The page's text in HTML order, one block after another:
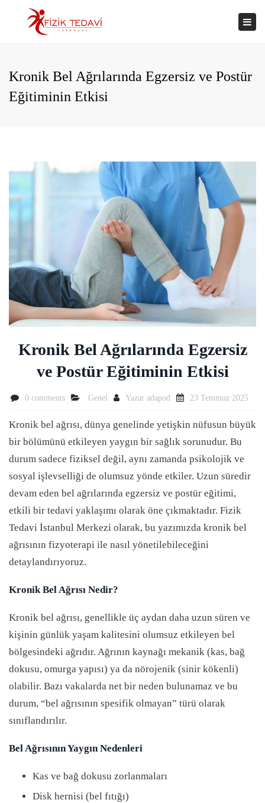
Kronik Bel Ağrılarında Egzersiz ve Postür
Eğitiminin Etkisi
Kronik Bel Ağrılarında Egzersiz
ve Postür Eğitiminin Etkisi
0 comments Genel Yazar adapod 23 Temmuz 2025
Kronik bel ağrısı, dünya genelinde yetişkin nüfusun büyük
bir bölümünü etkileyen yaygın bir sağlık sorunudur. Bu
durum sadece fiziksel değil, aynı zamanda psikolojik ve
sosyal işlevselliği de olumsuz yönde etkiler. Uzun süredir
devam eden bel ağrılarında egzersiz ve postür eğitimi,
etkili bir tedavi yaklaşımı olarak öne çıkmaktadır. Fizik
Tedavi İstanbul Merkezi olarak, bu yazımızda kronik bel
ağrısının fizyoterapi ile nasıl yönetilebileceğini
detaylandırıyoruz.
Kronik Bel Ağrısı Nedir?
Kronik bel ağrısı, genellikle üç aydan daha uzun süren ve
kişinin günlük yaşam kalitesini olumsuz etkileyen bel
bölgesindeki ağrıdır. Ağrının kaynağı mekanik (kas, bağ
dokusu, omurga yapısı) ya da nörojenik (sinir kökenli)
olabilir. Bazı vakalarda net bir neden bulunamaz ve bu
durum, “bel ağrısının spesifik olmayan” türü olarak
sınıflandırılır.
Bel Ağrısının Yaygın Nedenleri
Kas ve bağ dokusu zorlanmaları
Disk hernisi (bel fıtığı)